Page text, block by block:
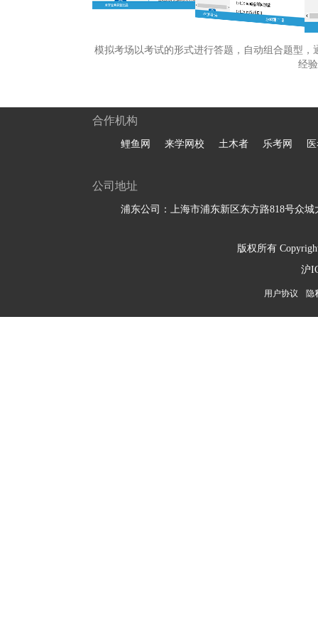
模拟考场以考试的形式进行答题，自动组合题型
经
合作机构
鲤鱼网 来学网校 土木者 乐考网
公司地址
浦东公司：上海市浦东新区东方路818号众城
版权所有
沪
用户协议 隐